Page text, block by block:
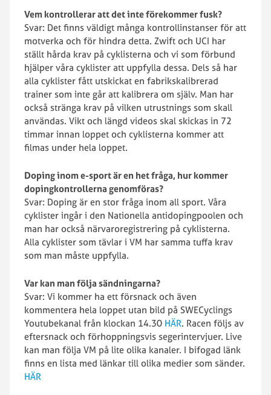
Vem kontrollerar att det inte förekommer fusk?
Svar: Det finns väldigt många kontrollinstanser för att
motverka och för hindra detta. Zwift och UCI har
ställt hårda krav på cyklisterna och vi som förbund
hjälper våra cyklister att uppfylla dessa. Dels så har
alla cyklister fått utskickat en fabrikskalibrerad
trainer som inte går att kalibrera om själv. Man har
också stränga krav på vilken utrustnings som skall
användas. Vikt och längd videos skal skickas in 72
timmar innan loppet och cyklisterna kommer att
filmas under hela loppet.
Doping inom e-sport är en het fråga, hur kommer
dopingkontrollerna genomföras?
Svar: Doping är en stor fråga inom all sport. Våra
cyklister ingår i den Nationella antidopingpoolen och
man har också närvaroregistrering på cyklisterna.
Alla cyklister som tävlar i VM har samma tuffa krav
som man måste uppfylla.
Var kan man följa sändningarna?
Svar: Vi kommer ha ett försnack och även
kommentera hela loppet utan bild på SWECyclings
Youtubekanal från klockan 14.30 HÄR. Racen följs av
eftersnack och förhoppningsvis segerintervjuer. Live
kan man följa VM på lite olika kanaler. I bifogad länk
finns en lista med länkar till olika medier som sänder.
HÄR